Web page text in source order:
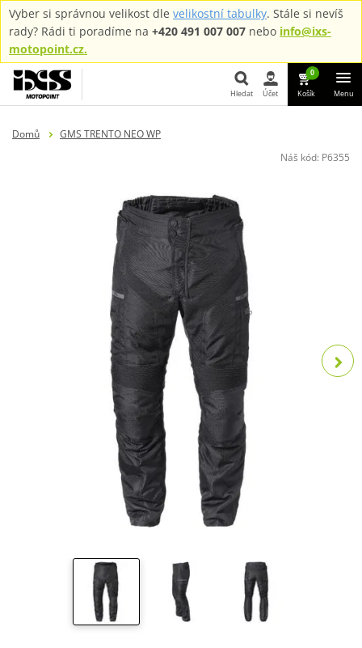
Vyber si správnou velikost dle velikostní tabulky. Stále si nevíš
rady? Rádi ti poradíme na +420 491 007 007 nebo info@ixs-
motopoint.cz.
Hledat Účet
0
Košík Menu
Domů
GMS TRENTO NEO WP
Náš kód: P6355